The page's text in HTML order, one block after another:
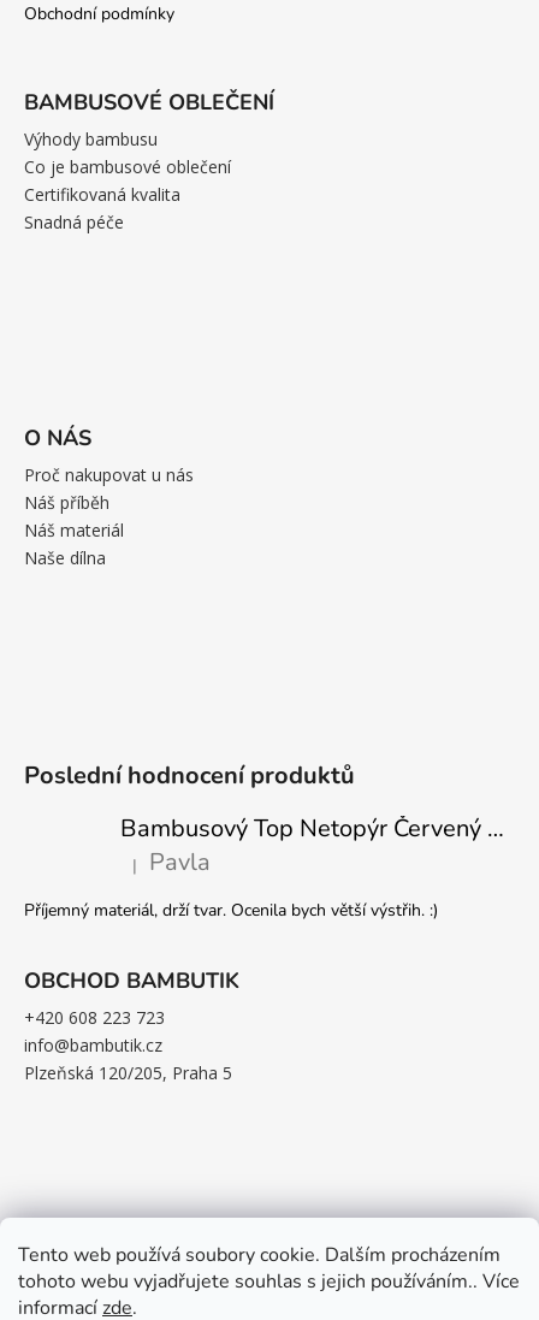
Tento web používá soubory cookie. Dalším procházením
tohoto webu vyjadřujete souhlas s jejich používáním.. Více
informacízde.
Obchodní podmínky
BAMBUSOVÉ OBLEČENÍ
Výhody bambusu
Co je bambusové oblečení
Certifikovaná kvalita
Snadná péče
O NÁS
Proč nakupovat u nás
Náš příběh
Náš materiál
Naše dílna
Poslední hodnocení produktů
Bambusový Top Netopýr Červený 3/4 Rukáv Volný Střih Dámský
Hodnocení produktu je 5 z 5 hvězdiček.
| Pavla
Příjemný materiál, drží tvar. Ocenila bych větší výstřih. :)
OBCHOD BAMBUTIK
+420 608 223 723
info@bambutik.cz
Plzeňská 120/205, Praha 5